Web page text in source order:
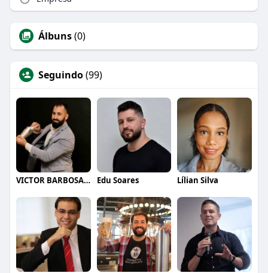
Álbuns(0)
Seguindo(99)
VICTOR BARBOSA QUARANTA Edu Soares Lílian Silva